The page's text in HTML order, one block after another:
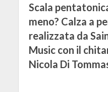
Scala
meno? Calza a
realizzata da
Music con il
Nicola Di